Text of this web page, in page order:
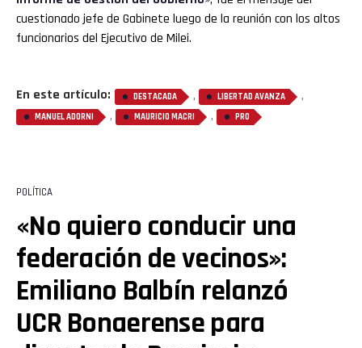
cuestionado jefe de Gabinete luego de la reunión con los altos
funcionarios del Ejecutivo de Milei.
En este artículo: DESTACADA , LIBERTAD AVANZA ,
MANUEL ADORNI , MAURICIO MACRI , PRO
POLÍTICA
«No quiero conducir una
federación de vecinos»:
Emiliano Balbín relanzó
UCR Bonaerense para